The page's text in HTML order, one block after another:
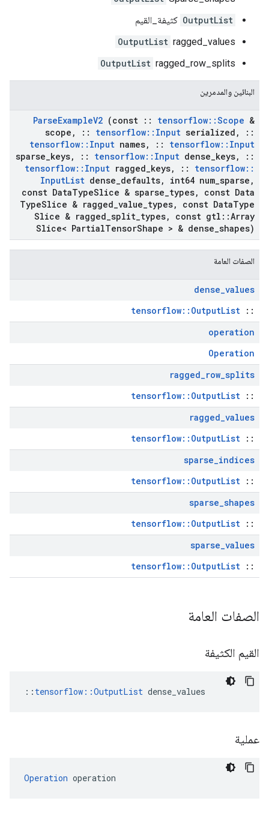
OutputList كثيفة_القيم
OutputList ragged_values
OutputList ragged_row_splits
البنائين والمدمرين
ParseExampleV2 (const :: tensorflow::Scope &
scope , :: tensorflow:: Input serialized ,
::
tensorflow:: Input names, :: tensorflow:: Input
sparse keys, :: tensorflow:: Input dense keys,
::
tensorflow:: Input ragged keys, :: tensorflow::
InputList dense defaults, int64 num sparse ,
const DataTypeSlice & sparse types,
const Data
TypeSlice & ragged value types, const DataType
Slice & ragged split types, const gtl ::Array
Slice< PartialTensorShape > & dense shapes)
الصفات العامة
dense_values
::
tensorflow::OutputList
operation
Operation
ragged_row_splits
::
tensorflow::OutputList
ragged_values
::
tensorflow::OutputList
sparse_indices
::
tensorflow::OutputList
sparse_shapes
::
tensorflow::OutputList
sparse_values
::
tensorflow::OutputList
الصفات العامة
القيم الكثيفة
:: tensorflow::OutputList dense_values
عملية
Operation operation